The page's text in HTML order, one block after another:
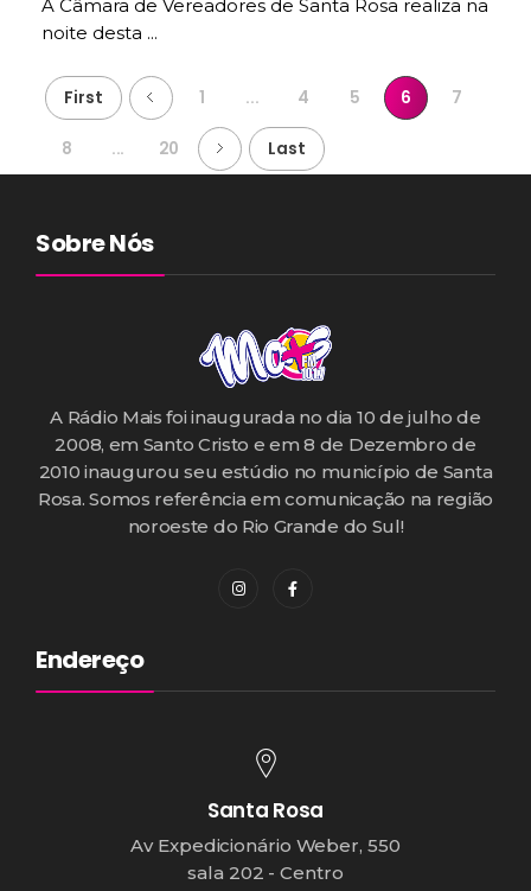
A Câmara de Vereadores de Santa Rosa realiza na
noite desta ...
First 1 ... 4 5 6 7
8 ... 20 Last
Sobre Nós
A Rádio Mais foi inaugurada no dia 10 de julho de
2008, em Santo Cristo e em 8 de Dezembro de
2010 inaugurou seu estúdio no município de Santa
Rosa. Somos referência em comunicação na região
noroeste do Rio Grande do Sul!
Endereço
Santa Rosa
Av Expedicionário Weber, 550
sala 202 - Centro